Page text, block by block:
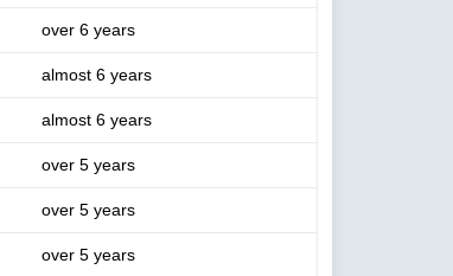
over 6 years
almost 6 years
almost 6 years
over 5 years
over 5 years
over 5 years